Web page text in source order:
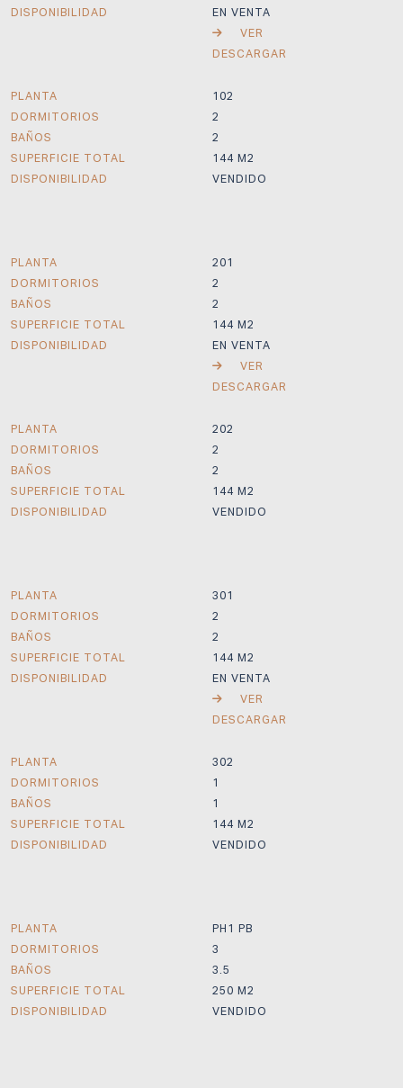
DISPONIBILIDAD
EN VENTA
VER
DESCARGAR
PLANTA
DORMITORIOS
BAÑOS
SUPERFICIE TOTAL
DISPONIBILIDAD
102
2
2
144 M2
VENDIDO
PLANTA
DORMITORIOS
BAÑOS
SUPERFICIE TOTAL
DISPONIBILIDAD
201
2
2
144 M2
EN VENTA
VER
DESCARGAR
PLANTA
DORMITORIOS
BAÑOS
SUPERFICIE TOTAL
DISPONIBILIDAD
202
2
2
144 M2
VENDIDO
PLANTA
DORMITORIOS
BAÑOS
SUPERFICIE TOTAL
DISPONIBILIDAD
301
2
2
144 M2
EN VENTA
VER
DESCARGAR
PLANTA
DORMITORIOS
BAÑOS
SUPERFICIE TOTAL
DISPONIBILIDAD
302
1
1
144 M2
VENDIDO
PLANTA
DORMITORIOS
BAÑOS
SUPERFICIE TOTAL
DISPONIBILIDAD
PH1 PB
3
3.5
250 M2
VENDIDO